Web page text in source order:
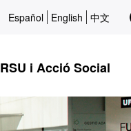
Español English 中文
RSU i Acció Social